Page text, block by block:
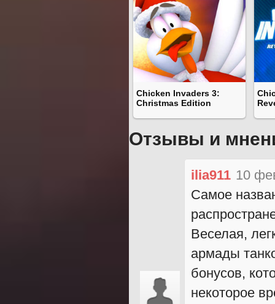
Chicken Invaders 3:
Christmas Edition
Отзывы и
ilia911 10
Самое
Веселая,
армады
бонусов,
некоторое